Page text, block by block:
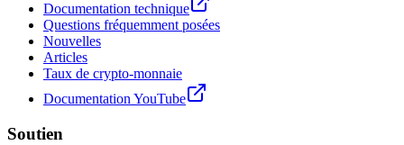
Documentation technique
Questions fréquemment posées
Nouvelles
Articles
Taux de crypto-monnaie
Documentation YouTube
Soutien